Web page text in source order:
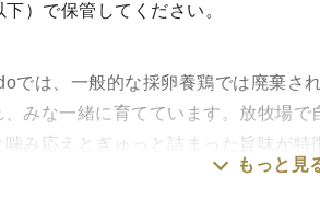
）で保管してください。
では、一般的な採卵養鶏では廃棄さ
、みな一緒に育てています。放牧場
み応えとぎゅっと詰まった旨味が特
と止まらない燻製をお供に、家族や友
もっと見